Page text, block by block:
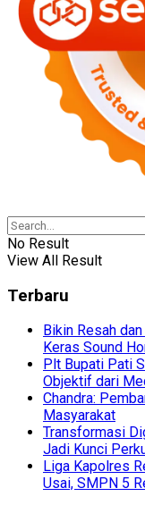
No Result
View All Result
Terbaru
Bikin Resah
Keras Sound
Plt Bupati Pati
Objektif dari
Chandra:
Masyarakat
Transformasi
Jadi Kunci
Liga Kapolres
Usai, SMPN 5